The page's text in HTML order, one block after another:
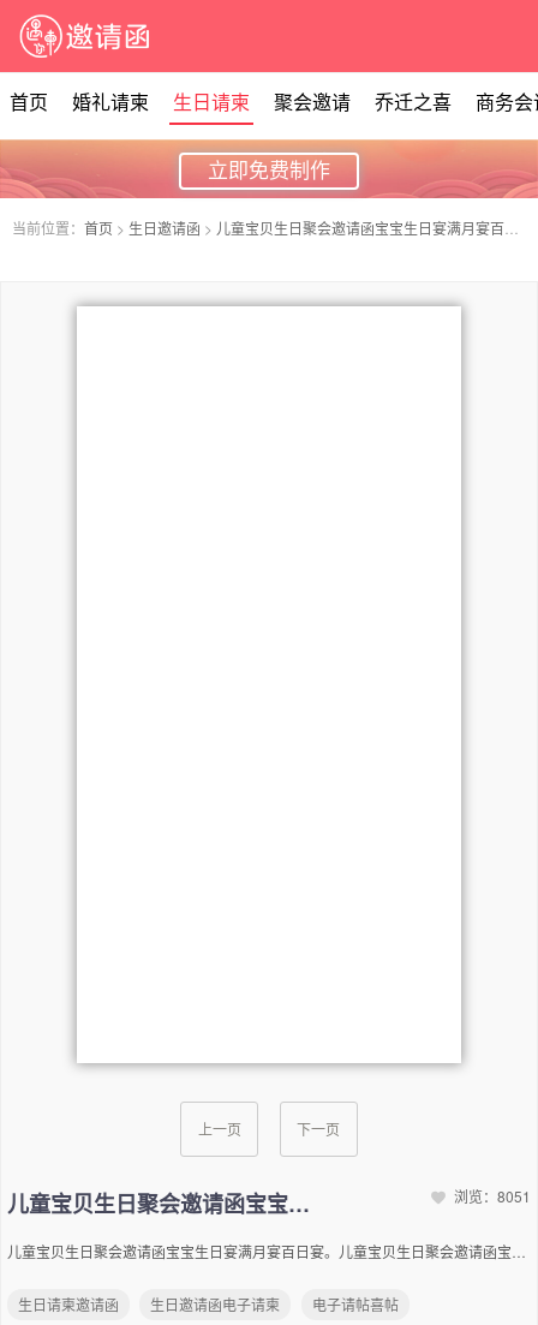
首页 婚礼请柬 生日请柬 聚会邀请 乔迁之喜 商务会
立即免费制作
当前位置： 首页 > 生日邀请函 > 儿童宝贝生日聚会邀请函宝宝生日宴满月宴百日宴
上一页 下一页
儿童宝贝生日聚会邀请函宝宝生日宴满月宴百日宴
儿童宝贝生日聚会邀请函宝宝生日宴满月宴百日宴。儿童宝贝生日聚会邀请函宝宝生日宴满月宴百日宴。活力十足 生日快乐 X岁 各位亲朋好友： X月XX日是宝宝我的生日哦，宝宝我又长大了一岁啦。 宝宝我邀请你来XXX酒店X层度过X周岁这欢愉快乐地时光！ 快来和我一起玩吧，宝宝相信了有你在，我的X周岁生日将会变得更加精彩！— XXX宝宝 — 诚挚邀请 —Sincere Invitation X岁 — 周岁留念 —Years Old X岁 XX:XX-XX:XX嘉宾签到XX:XX-XX:XXXXXXXX:XX-XX:XXXXXXXX:XX-XX:XXXXXXXX:XX-XX:XX领取礼物宴会结束 — 宴会流程 —Banquet Process X岁 北京市北京市海淀区 时间：XXXX年X月XX日 XX:XX地址：XXXX酒店XX层电话：XXX-XXXXXXXX — 宴会地址 —Banquet Address X岁 [[电话]] [[姓名]] [[祝福语]] — 在线祝福 —Online Blessing X岁
生日请柬邀请函 生日邀请函电子请柬 电子请帖喜帖
浏览：8051